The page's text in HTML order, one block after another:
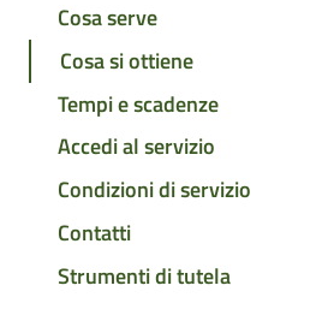
Cosa serve
Cosa si ottiene
Tempi e scadenze
Accedi al servizio
Condizioni di servizio
Contatti
Strumenti di tutela